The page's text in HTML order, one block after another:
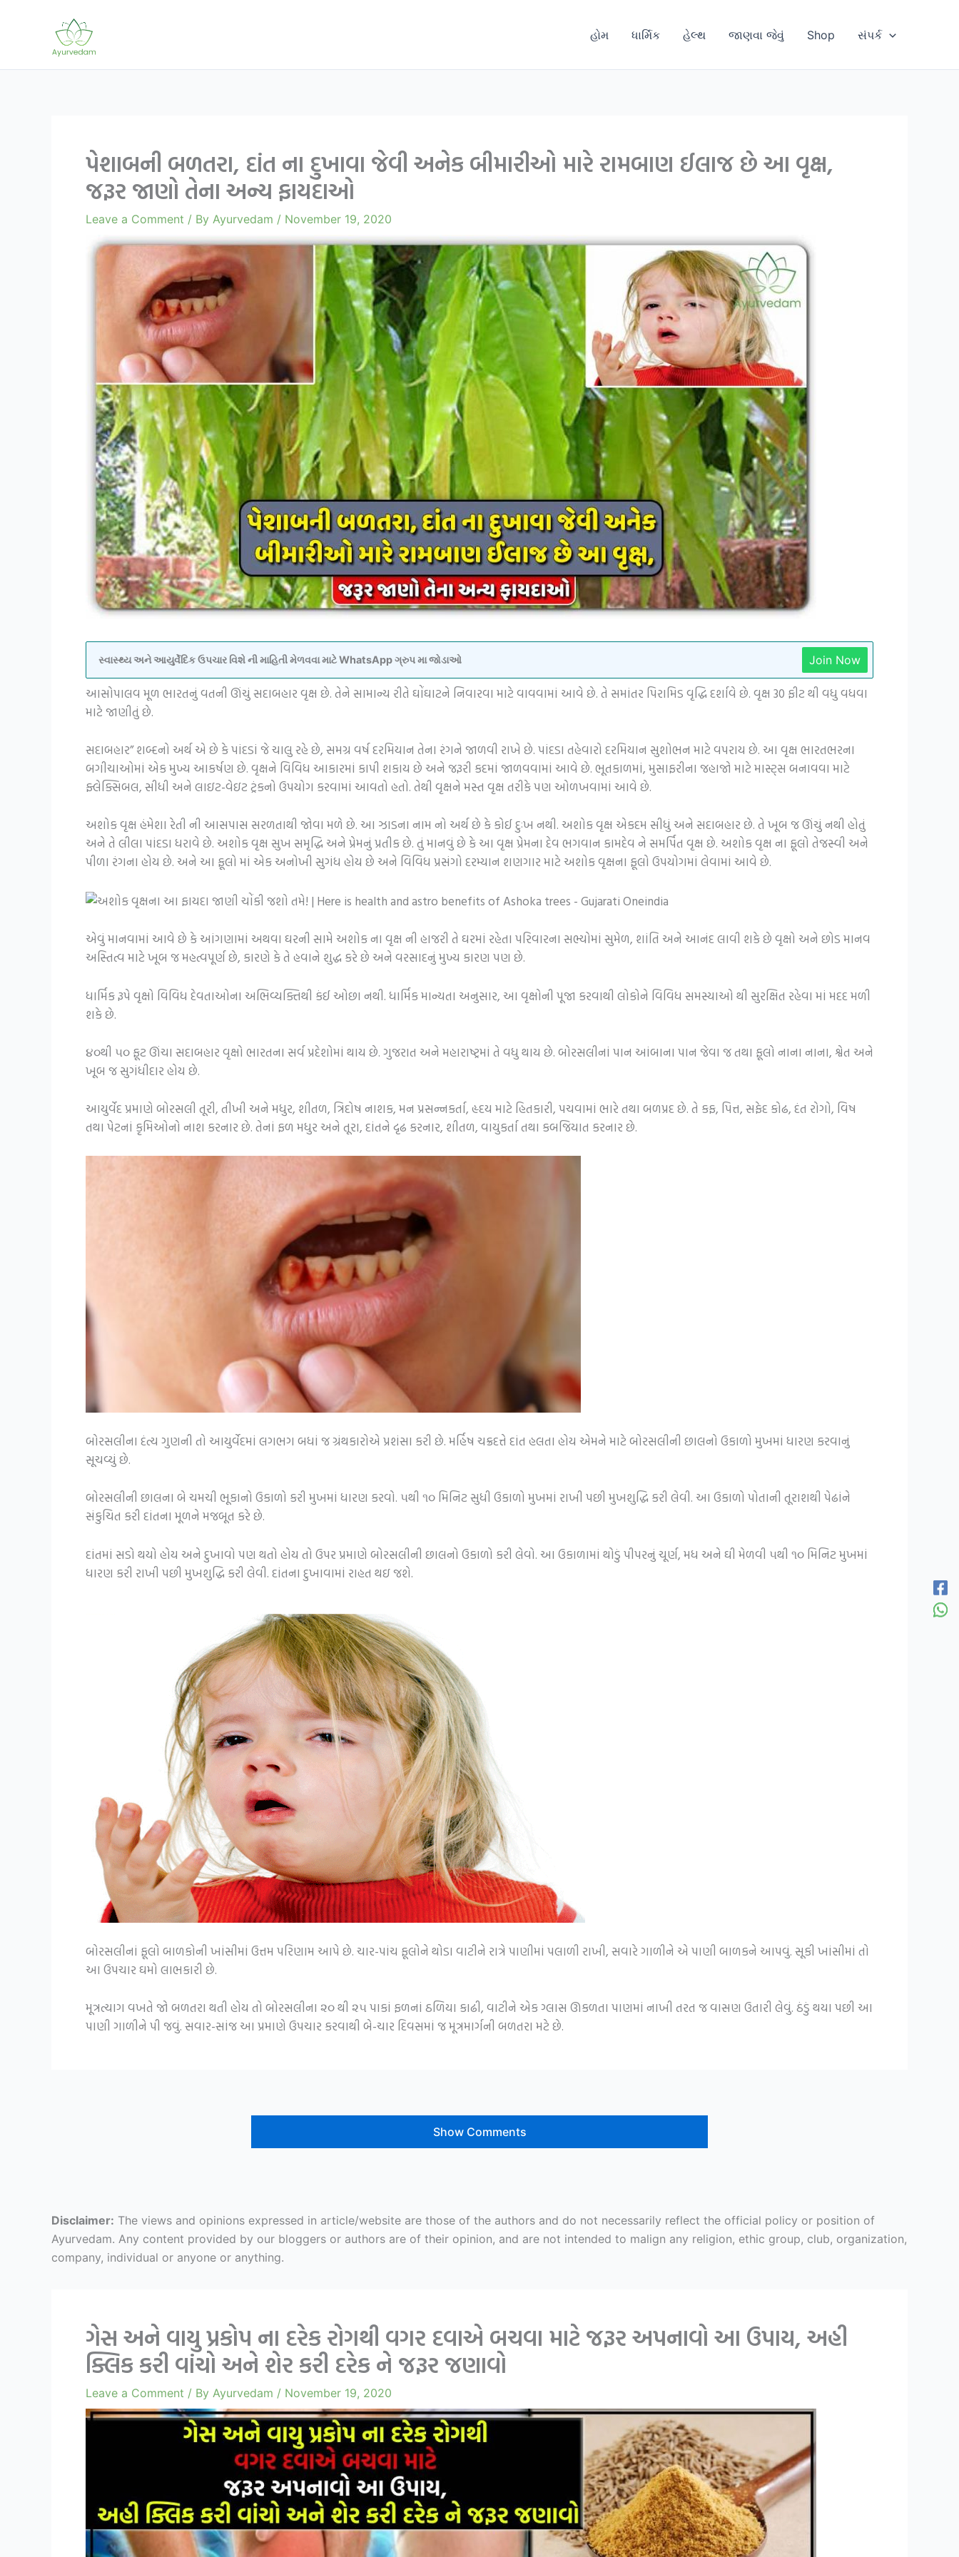
હોમ ધાર્મિક હેલ્થ જાણવા જેવું Shop સંપર્ક
પેશાબની બળતરા, દાંત ના દુખાવા જેવી અનેક બીમારીઓ મારે રામબાણ ઈલાજ છે આ વૃક્ષ,
જરૂર જાણો તેના અન્ય ફાયદાઓ
Leave a Comment / By Ayurvedam / November 19, 2020
સ્વાસ્થ્ય અને આયુર્વેદિક ઉપચાર વિશે ની માહિતી મેળવવા માટે WhatsApp ગ્રુપ મા જોડાઓ Join Now
આસોપાલવ મૂળ ભારતનું વતની ઊંચું સદાબહાર વૃક્ષ છે. તેને સામાન્ય રીતે ઘોંઘાટને નિવારવા માટે વાવવામાં આવે છે. તે સમાંતર પિરામિડ વૃદ્ધિ દર્શાવે છે. વૃક્ષ 30 ફીટ થી વધુ વધવા
માટે જાણીતું છે.
સદાબહાર” શબ્દનો અર્થ એ છે કે પાંદડાં જે ચાલુ રહે છે, સમગ્ર વર્ષ દરમિયાન તેના રંગને જાળવી રાખે છે. પાંદડા તહેવારો દરમિયાન સુશોભન માટે વપરાય છે. આ વૃક્ષ ભારતભરના
બગીચાઓમાં એક મુખ્ય આકર્ષણ છે. વૃક્ષને વિવિધ આકારમાં કાપી શકાય છે અને જરૂરી કદમાં જાળવવામાં આવે છે. ભૂતકાળમાં, મુસાફરીના જહાજો માટે માસ્ટ્સ બનાવવા માટે
ફ્લેક્સિબલ, સીધી અને લાઇટ-વેઇટ ટ્રંકનો ઉપયોગ કરવામાં આવતો હતો. તેથી વૃક્ષને મસ્ત વૃક્ષ તરીકે પણ ઓળખવામાં આવે છે.
અશોક વૃક્ષ હંમેશા રેતી ની આસપાસ સરળતાથી જોવા મળે છે. આ ઝાડના નામ નો અર્થ છે કે કોઈ દુઃખ નથી. અશોક વૃક્ષ એકદમ સીધું અને સદાબહાર છે. તે ખૂબ જ ઊંચું નથી હોતું
અને તે લીલા પાંદડા ધરાવે છે. અશોક વૃક્ષ સુખ સમૃદ્ધિ અને પ્રેમનું પ્રતીક છે. તું માનવું છે કે આ વૃક્ષ પ્રેમના દેવ ભગવાન કામદેવ ને સમર્પિત વૃક્ષ છે. અશોક વૃક્ષ ના ફૂલો તેજસ્વી અને
પીળા રંગના હોય છે. અને આ ફૂલો માં એક અનોખી સુગંધ હોય છે અને વિવિધ પ્રસંગો દરમ્યાન શણગાર માટે અશોક વૃક્ષના ફૂલો ઉપયોગમાં લેવામાં આવે છે.
એવું માનવામાં આવે છે કે આંગણામાં અથવા ઘરની સામે અશોક ના વૃક્ષ ની હાજરી તે ઘરમાં રહેતા પરિવારના સભ્યોમાં સુમેળ, શાંતિ અને આનંદ લાવી શકે છે વૃક્ષો અને છોડ માનવ
અસ્તિત્વ માટે ખૂબ જ મહત્વપૂર્ણ છે, કારણે કે તે હવાને શુદ્ધ કરે છે અને વરસાદનું મુખ્ય કારણ પણ છે.
ધાર્મિક રૂપે વૃક્ષો વિવિધ દેવતાઓના અભિવ્યક્તિથી કંઈ ઓછા નથી. ધાર્મિક માન્યતા અનુસાર, આ વૃક્ષોની પૂજા કરવાથી લોકોને વિવિધ સમસ્યાઓ થી સુરક્ષિત રહેવા માં મદદ મળી
શકે છે.
૪૦થી ૫૦ ફૂટ ઊંચા સદાબહાર વૃક્ષો ભારતના સર્વ પ્રદેશોમાં થાય છે. ગુજરાત અને મહારાષ્ટ્રમાં તે વધુ થાય છે. બોરસલીનાં પાન આંબાના પાન જેવા જ તથા ફૂલો નાના નાના, શ્વેત અને
ખૂબ જ સુગંધીદાર હોય છે.
આયુર્વેદ પ્રમાણે બોરસલી તૂરી, તીખી અને મધુર, શીતળ, ત્રિદોષ નાશક, મન પ્રસન્નકર્તા, હૃદય માટે હિતકારી, પચવામાં ભારે તથા બળપ્રદ છે. તે કફ, પિત્ત, સફેદ કોઢ, દંત રોગો, વિષ
તથા પેટનાં કૃમિઓનો નાશ કરનાર છે. તેનાં ફળ મધુર અને તૂરા, દાંતને દૃઢ કરનાર, શીતળ, વાયુકર્તા તથા કબજિયાત કરનાર છે.
બોરસલીના દંત્ય ગુણની તો આયુર્વેદમાં લગભગ બધાં જ ગ્રંથકારોએ પ્રશંસા કરી છે. મર્હિષ ચક્રદત્તે દાંત હલતા હોય એમને માટે બોરસલીની છાલનો ઉકાળો મુખમાં ધારણ કરવાનું
સૂચવ્યું છે.
બોરસલીની છાલના બે ચમચી ભૂકાનો ઉકાળો કરી મુખમાં ધારણ કરવો. ૫થી ૧૦ મિનિટ સુધી ઉકાળો મુખમાં રાખી પછી મુખશુદ્ધિ કરી લેવી. આ ઉકાળો પોતાની તૂરાશથી પેઢાંને
સંકુચિત કરી દાંતના મૂળને મજબૂત કરે છે.
દાંતમાં સડો થયો હોય અને દુખાવો પણ થતો હોય તો ઉપર પ્રમાણે બોરસલીની છાલનો ઉકાળો કરી લેવો. આ ઉકાળામાં થોડું પીપરનું ચૂર્ણ, મધ અને ઘી મેળવી ૫થી ૧૦ મિનિટ મુખમાં
ધારણ કરી રાખી પછી મુખશુદ્ધિ કરી લેવી. દાંતના દુખાવામાં રાહત થઇ જશે.
બોરસલીનાં ફૂલો બાળકોની ખાંસીમાં ઉત્તમ પરિણામ આપે છે. ચાર-પાંચ ફૂલોને થોડા વાટીને રાત્રે પાણીમાં પલાળી રાખી, સવારે ગાળીને એ પાણી બાળકને આપવું. સૂકી ખાંસીમાં તો
આ ઉપચાર ઘમો લાભકારી છે.
મૂત્રત્યાગ વખતે જો બળતરા થતી હોય તો બોરસલીના ૨૦ થી ૨૫ પાકાં ફળનાં ઠળિયા કાઢી, વાટીને એક ગ્લાસ ઊકળતા પાણમાં નાખી તરત જ વાસણ ઉતારી લેવું. ઠંડું થયા પછી આ
પાણી ગાળીને પી જવું. સવાર-સાંજ આ પ્રમાણે ઉપચાર કરવાથી બે-ચાર દિવસમાં જ મૂત્રમાર્ગની બળતરા મટે છે.
Show Comments
Disclaimer: The views and opinions expressed in article/website are those of the authors and do not necessarily reflect the official policy or position of
Ayurvedam. Any content provided by our bloggers or authors are of their opinion, and are not intended to malign any religion, ethic group, club, organization,
company, individual or anyone or anything.
ગેસ અને વાયુ પ્રકોપ ના દરેક રોગથી વગર દવાએ બચવા માટે જરૂર અપનાવો આ ઉપાય, અહી
ક્લિક કરી વાંચો અને શેર કરી દરેક ને જરૂર જણાવો
Leave a Comment / By Ayurvedam / November 19, 2020